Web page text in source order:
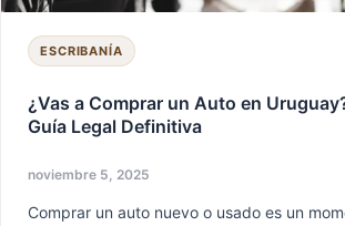
ESCRIBANÍA
¿Vas a Comprar un Auto en
Guía Legal Definitiva
noviembre 5, 2025
Comprar un auto nuevo o usado es un
la
Guía
Legal